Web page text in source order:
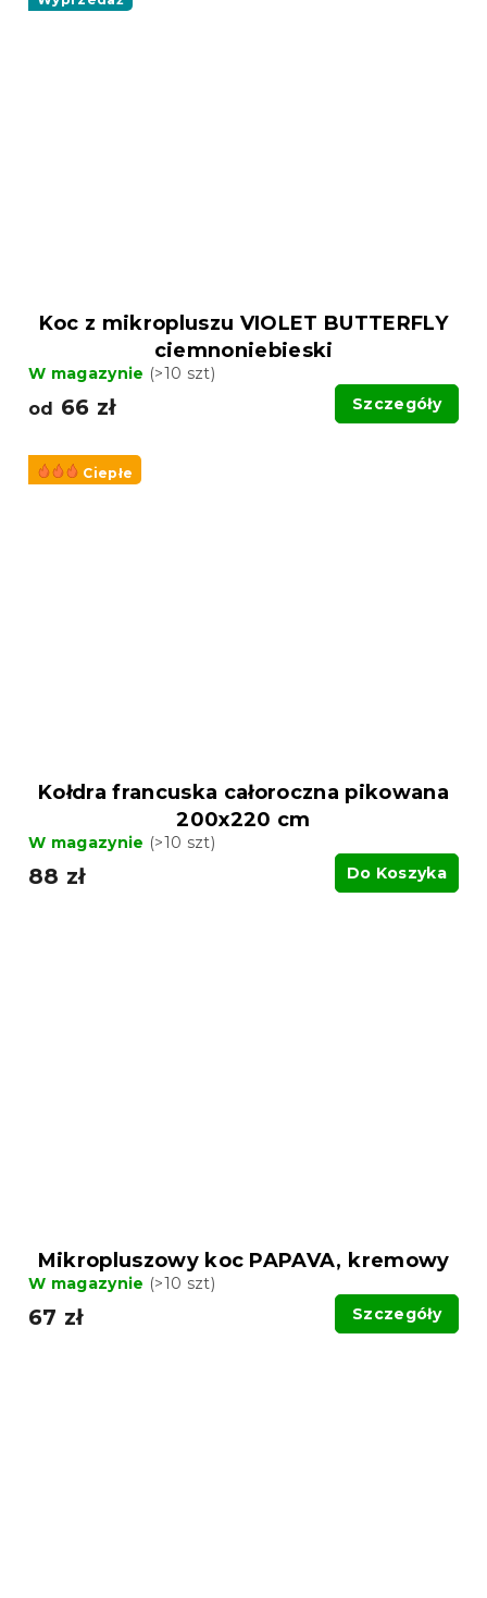
Koc z mikropluszu VIOLET BUTTERFLY
ciemnoniebieski
W magazynie (>10 szt)
od 66 zł Szczegóły
Ciepłe
Kołdra francuska całoroczna pikowana
200x220 cm
W magazynie (>10 szt)
88 zł Do Koszyka
Mikropluszowy koc PAPAVA, kremowy
W magazynie (>10 szt)
67 zł Szczegóły